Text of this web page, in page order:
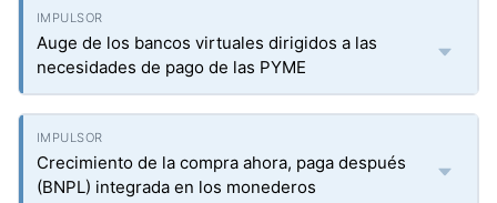
Auge de los bancos virtuales dirigidos a las
necesidades de pago de las PYME
Crecimiento de la compra ahora, paga después
(BNPL) integrada en los monederos